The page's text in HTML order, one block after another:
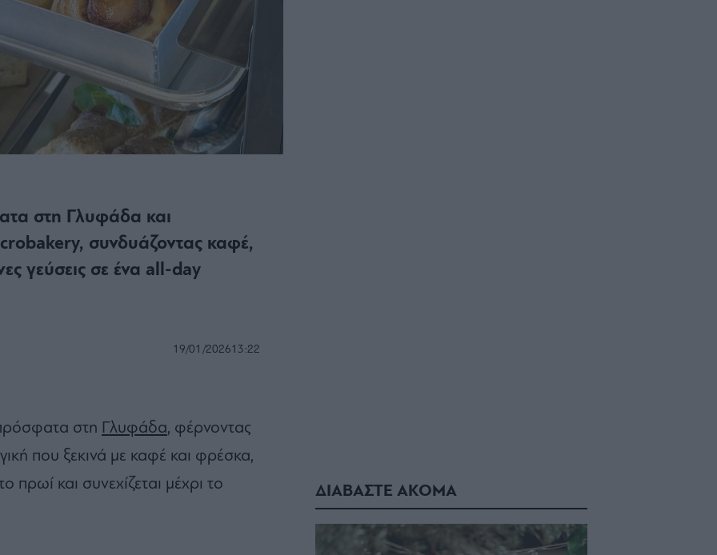
στη Γλυφάδα και
συνδυάζοντας καφέ,
γεύσεις σε ένα all-day
19/01/202613:22
στη Γλυφάδα, φέρνοντας
που ξεκινά με καφέ και φρέσκα,
πρωί και συνεχίζεται μέχρι το
ΔΙΑΒΑΣΤΕ ΑΚΟΜΑ